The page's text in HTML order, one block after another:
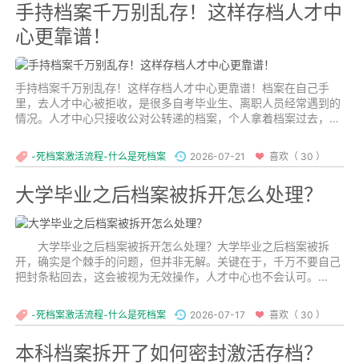
手持档案千万别乱存！这样存档人才中
心更靠谱！
手持档案千万别乱存！这样存档人才中心更靠谱！档案在自己手
里，去人才中心被拒收，是很多自考毕业生、离职人员经常遇到的
情况。人才中心只接收公对公转递的档案，个人拿着档案过去，会
-死档案激活流程-什么是死档案 2026-07-21 喜欢（ 30 ）
大学毕业之后档案被拆开怎么处理？
大学毕业之后档案被拆开怎么处理？大学毕业之后档案被拆
开，确实是个棘手的问题，但并非无解。关键在于，千万不要自己
把封条粘回去，这会被视为无效操作，人才中心也不会认可。...
-死档案激活流程-什么是死档案 2026-07-17 喜欢（ 30 ）
本科档案拆开了如何密封激活存档？